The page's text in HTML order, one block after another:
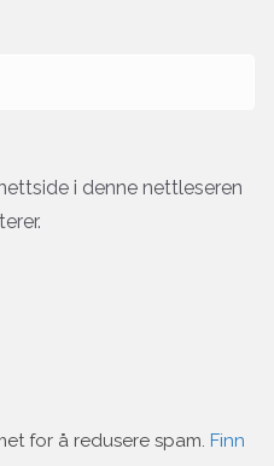
i denne nettleseren
for å redusere spam. Finn